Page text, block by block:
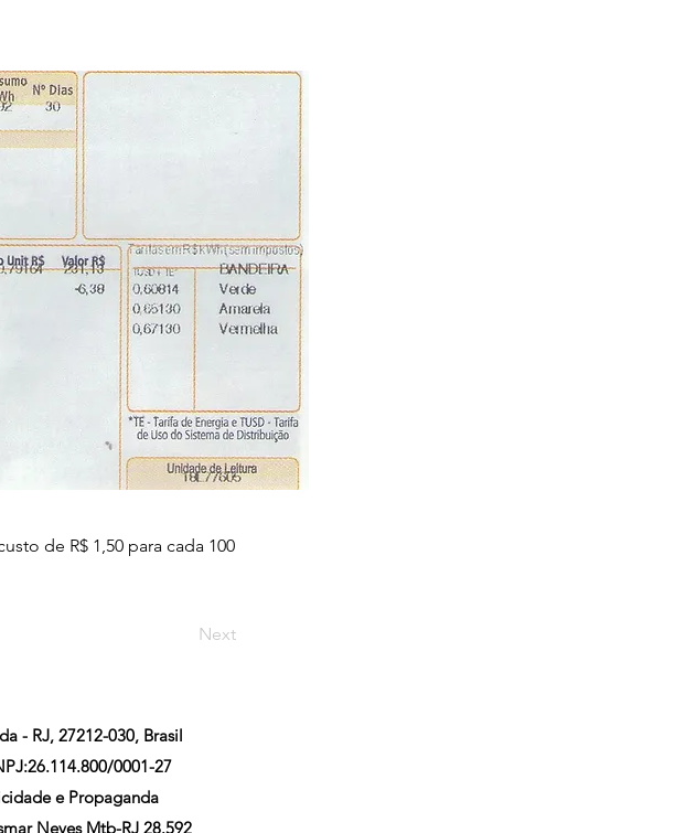
de R$ 1,50 para cada 100
Next
- RJ, 27212-030, Brasil
0001-27
e Propaganda
Neves Mtb-RJ 28.592